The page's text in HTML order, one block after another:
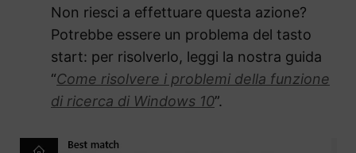
Non riesci a effettuare questa azione?
Potrebbe essere un problema del tasto
start: per risolverlo, leggi la nostra guida
“Come risolvere i problemi della funzione
di ricerca di Windows 10”.